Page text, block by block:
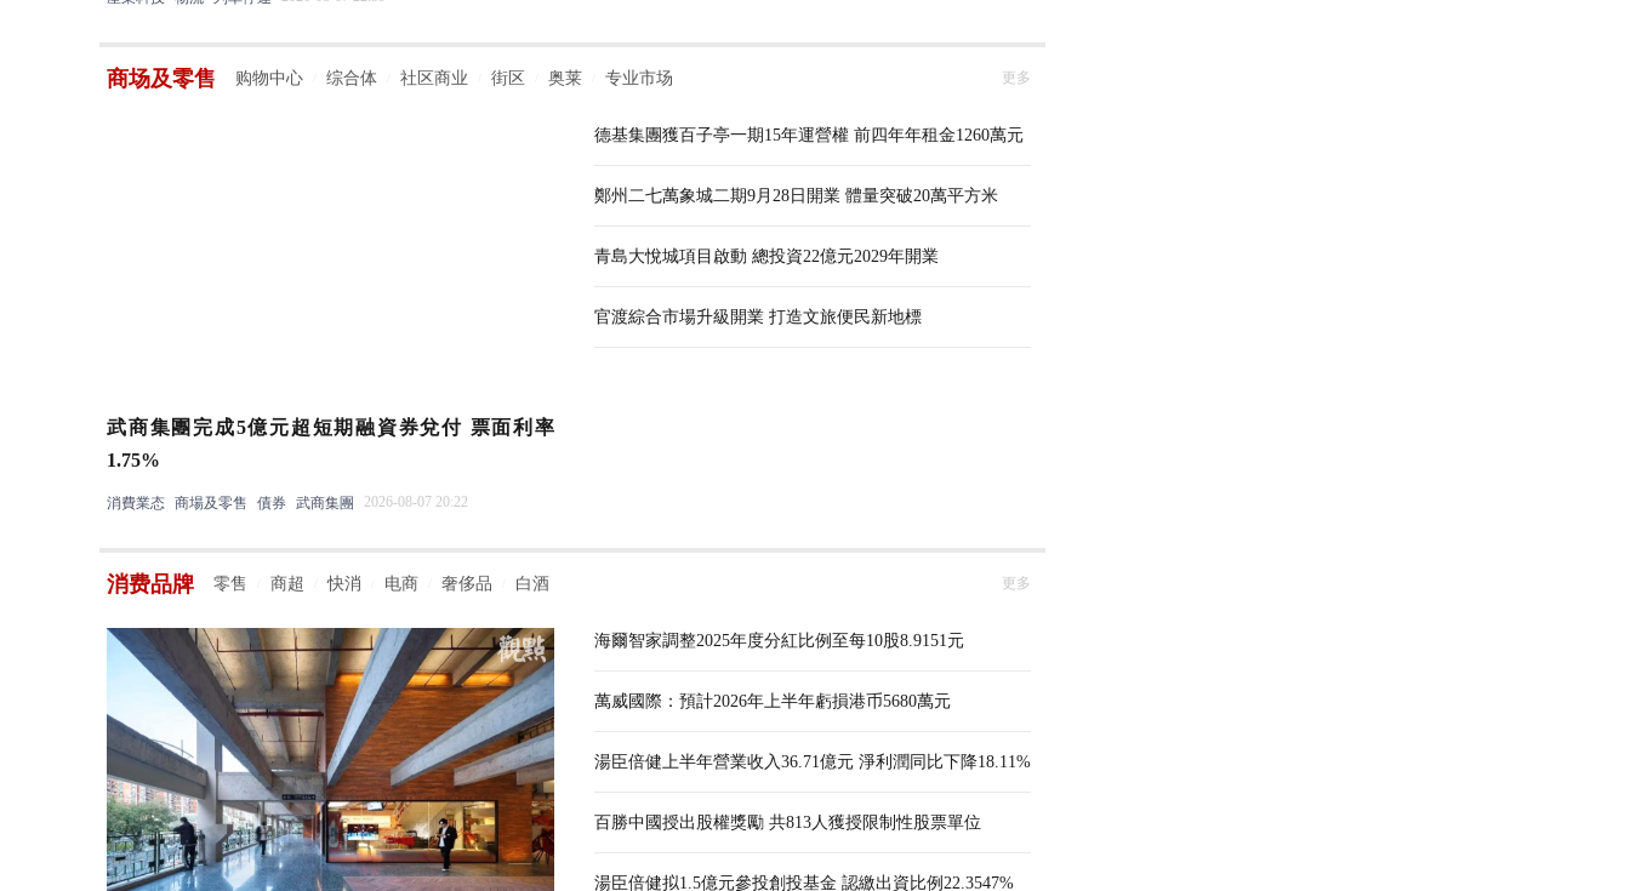
商场及零售 购物中心 综合体 社区商业 街区 奥莱 专业市场 更多
武商集團完成5億元超短期融資券兌付 票面利率
1.75%
消費業态 商場及零售 債券 武商集團 2026-08-07 20:22
德基集團獲百子亭一期15年運營權 前四年年租金1260萬元
鄭州二七萬象城二期9月28日開業 體量突破20萬平方米
青島大悅城項目啟動 總投資22億元2029年開業
官渡綜合市場升級開業 打造文旅便民新地標
消费品牌 零售 商超 快消 电商 奢侈品 白酒 更多
海爾智家調整2025年度分紅比例至每10股8.9151元
萬威國際：預計2026年上半年虧損港币5680萬元
湯臣倍健上半年營業收入36.71億元 淨利潤同比下降18.11%
百勝中國授出股權獎勵 共813人獲授限制性股票單位
湯臣倍健拟1.5億元參投創投基金 認繳出資比例22.3547%